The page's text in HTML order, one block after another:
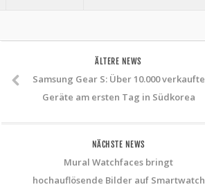
ÄLTERE NEWS
Samsung Gear S: Über 10.000 verkaufte
Geräte am ersten Tag in Südkorea
NÄCHSTE NEWS
Mural Watchfaces bringt
hochauflösende Bilder auf Smartwatch